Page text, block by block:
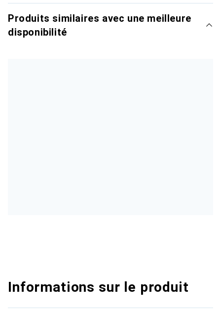
Produits similaires avec une meilleure
disponibilité
Informations sur le produit